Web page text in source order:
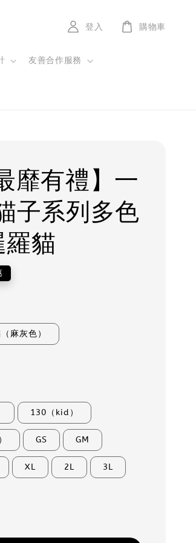
友善合作服務
登入 購物車
靡有禮】一
子系列多色
羅貓
麻灰色）
130（kid）
GS GM
XL 2L 3L